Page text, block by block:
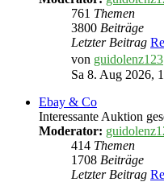
761 Themen
3800 Beiträge
Letzter Beitrag
von guidolenz123
Sa 8. Aug 2026,
Ebay & Co
Interessante Auktion
Moderator:
414 Themen
1708 Beiträge
Letzter Beitrag